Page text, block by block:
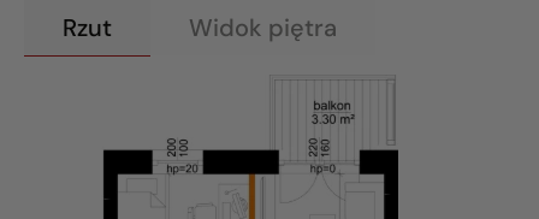
Rzut Widok piętra